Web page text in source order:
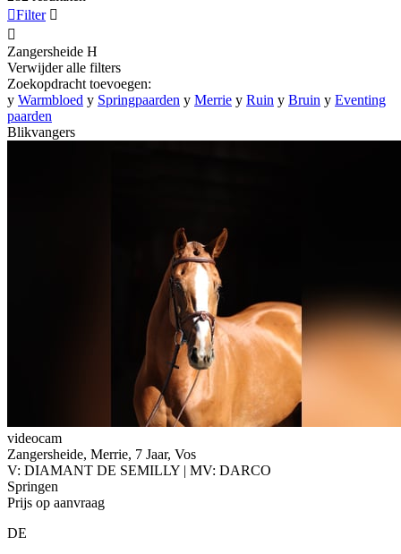
Filter 

Zangersheide H
Verwijder alle filters
Zoekopdracht toevoegen:
y Warmbloed y Springpaarden y Merrie y Ruin y Bruin y Eventing
paarden
Blikvangers
videocam
Zangersheide, Merrie, 7 Jaar, Vos
V: DIAMANT DE SEMILLY | MV: DARCO
Springen
Prijs op aanvraag
DE